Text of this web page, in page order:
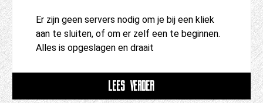
Er zijn geen servers nodig om je bij een kliek
aan te sluiten, of om er zelf een te beginnen.
Alles is opgeslagen en draait
LEES VERDER